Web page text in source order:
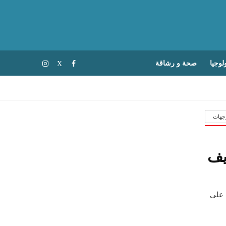
صحة و رشاقة
على